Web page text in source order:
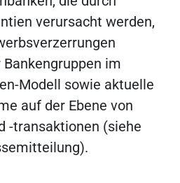
verursacht werden,
im
Modell sowie aktuelle
auf der Ebene von
-transaktionen (siehe